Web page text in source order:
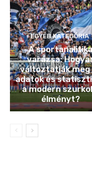
EGYÉB KATEGÓRIA
A
varázsa:
változtatják meg
adatok és
a modern
élményt?